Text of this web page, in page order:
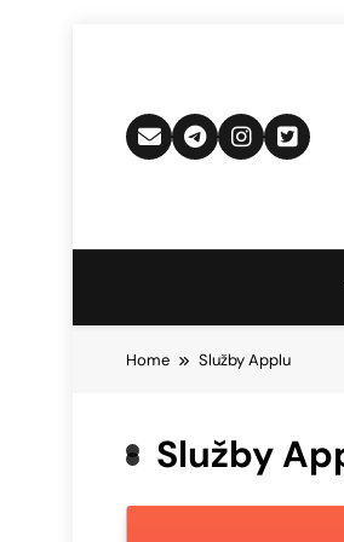
Home Služby Applu
Služby